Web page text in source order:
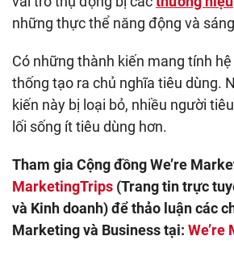
những thực thể năng động và
Có những thành kiến mang tính
thống tạo ra chủ nghĩa tiêu dùng.
kiến ​​này bị loại bỏ, nhiều người
lối sống ít tiêu dùng hơn.
Tham gia Cộng đồng We’re
MarketingTrips (Trang tin trực
và Kinh doanh) để thảo luận các
Marketing và Business tại: We’re